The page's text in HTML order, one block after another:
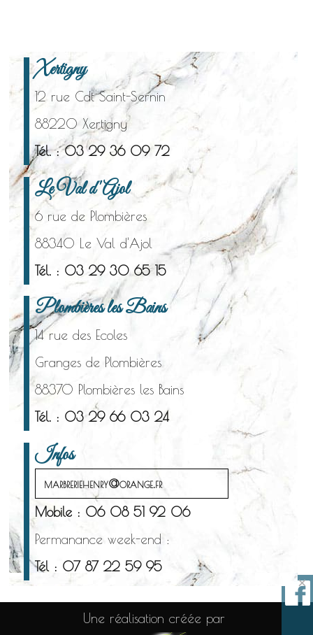
Xertigny
12 rue Cdt Saint-Sernin
88220 Xertigny
Tél. : 03 29 36 09 72
Le Val d'Ajol
6 rue de Plombières
88340 Le Val d'Ajol
Tél. : 03 29 30 65 15
Plombières les Bains
14 rue des Ecoles
Granges de Plombières
88370 Plombières les Bains
Tél. : 03 29 66 03 24
Infos
marbreriehenry@orange.fr
Mobile : 06 08 51 92 06
Permanance week-end :
Tél : 07 87 22 59 95
Une réalisation créée par
×